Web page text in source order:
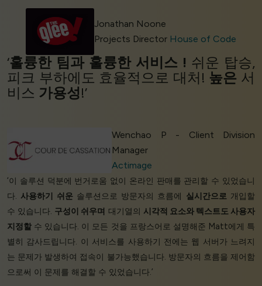
Jonathan Noone
Projects Director House of Code
‘훌륭한 팀과 훌륭한 서비스 ! 쉬운 탑승,
피크 부하에도 효율적으로 대처! 높은 서
비스 가용성!’
Wenchao P - Client Division
Manager
Actimage
‘이 솔루션 덕분에 번거로움 없이 온라인 판매를 관리할 수 있었습니
다.사용하기 쉬운솔루션으로 방문자의 흐름에 실시간으로개입할
수 있습니다. 구성이 쉬우며 대기열의 시각적 요소와 텍스트도 사용자
지정할 수 있습니다. 이 모든 것을 프랑스어로 설명해준 Matt에게 특
별히 감사드립니다. 이 서비스를 사용하기 전에는 웹 서버가 느려지
는 문제가 발생하여 접속이 불가능했습니다. 방문자의 흐름을 제어함
으로써 이 문제를 해결할 수 있었습니다.’